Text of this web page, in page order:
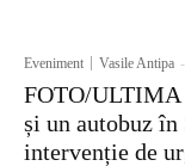
Eveniment Vasile Antipa -
FOTO/ULTIMA
și un autobuz în
intervenție de